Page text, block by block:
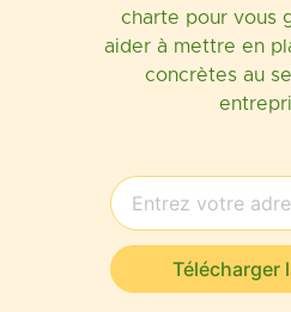
charte pour vous
aider à mettre en
concrètes au
Télécharger